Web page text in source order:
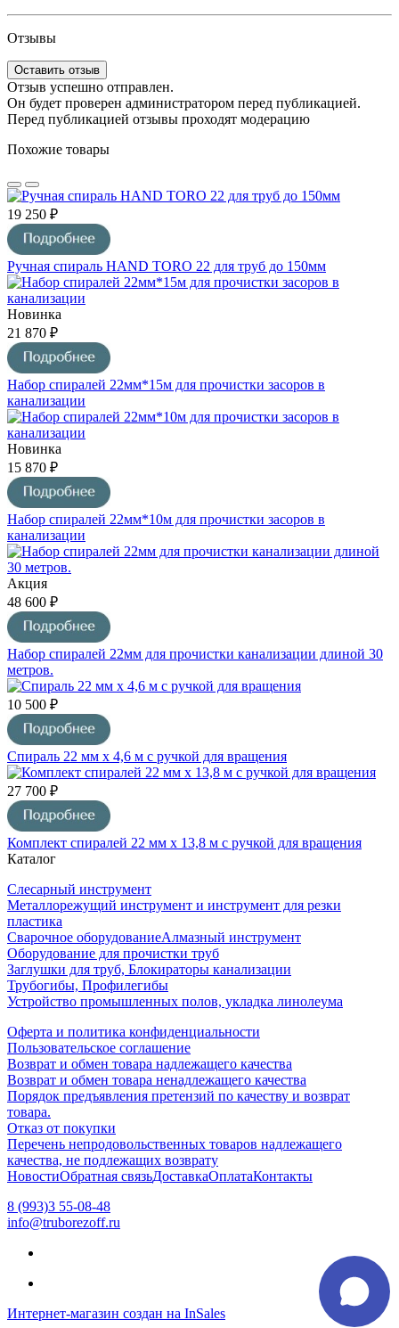
Отзывы
Оставить отзыв
Отзыв успешно отправлен.
Он будет проверен администратором перед публикацией.
Перед публикацией отзывы проходят модерацию
Похожие товары
19 250 ₽
Ручная спираль HAND TORO 22 для труб до 150мм
Новинка
21 870 ₽
Набор спиралей 22мм*15м для прочистки засоров в
канализации
Новинка
15 870 ₽
Набор спиралей 22мм*10м для прочистки засоров в
канализации
Акция
48 600 ₽
Набор спиралей 22мм для прочистки канализации длиной 30
метров.
10 500 ₽
Спираль 22 мм х 4,6 м с ручкой для вращения
27 700 ₽
Комплект спиралей 22 мм х 13,8 м с ручкой для вращения
Каталог
Слесарный инструмент
Металлорежущий инструмент и инструмент для резки
пластика
Сварочное оборудованиеАлмазный инструмент
Оборудование для прочистки труб
Заглушки для труб, Блокираторы канализации
Трубогибы, Профилегибы
Устройство промышленных полов, укладка линолеума
Оферта и политика конфиденциальности
Пользовательское соглашение
Возврат и обмен товара надлежащего качества
Возврат и обмен товара ненадлежащего качества
Порядок предъявления претензий по качеству и возврат
товара.
Отказ от покупки
Перечень непродовольственных товаров надлежащего
качества, не подлежащих возврату
НовостиОбратная связьДоставкаОплатаКонтакты
8 (993)3 55-08-48
info@truborezoff.ru
Интернет-магазин создан на InSales